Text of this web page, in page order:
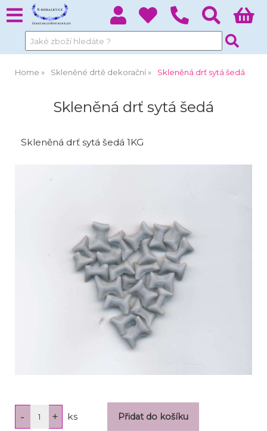
Home Skleněné drtě dekorační Skleněná drť sytá šedá
Skleněná drť sytá šedá
Skleněná drť sytá šedá 1KG
ks